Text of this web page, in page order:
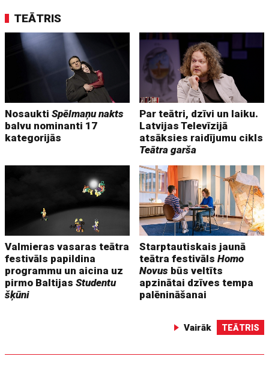
TEĀTRIS
NosauktiSpēlmaņu nakts
balvu nominanti 17
kategorijās
Par teātri, dzīvi un laiku.
Latvijas Televīzijā
atsāksies raidījumu cikls
Teātra garša
Valmieras vasaras teātra
festivāls papildina
programmu un aicina uz
pirmo BaltijasStudentu
šķūni
Starptautiskais jaunā
teātra festivālsHomo
Novus būs veltīts
apzinātai dzīves tempa
palēnināšanai
Vairāk TEĀTRIS